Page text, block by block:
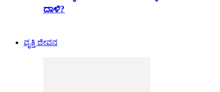
ದಾಳಿ?
ವೃತ್ತಿ ಜೀವನ